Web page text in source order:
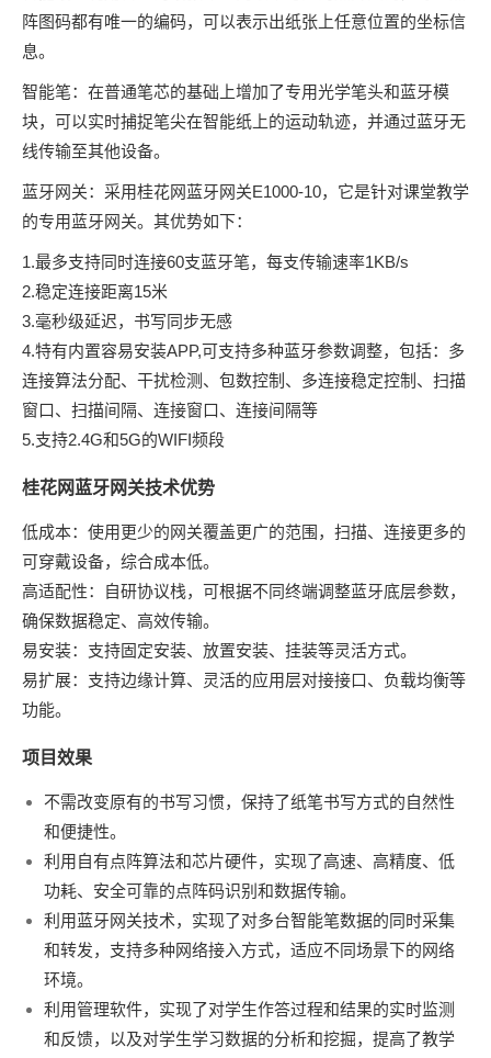
阵图码都有唯一的编码，可以表示出纸张上任意位置的坐标信
息。
智能笔：在普通笔芯的基础上增加了专用光学笔头和蓝牙模
块，可以实时捕捉笔尖在智能纸上的运动轨迹，并通过蓝牙无
线传输至其他设备。
蓝牙网关：采用桂花网蓝牙网关E1000-10，它是针对课堂教学
的专用蓝牙网关。其优势如下：
1.最多支持同时连接60支蓝牙笔，每支传输速率1KB/s
2.稳定连接距离15米
3.毫秒级延迟，书写同步无感
4.特有内置容易安装APP,可支持多种蓝牙参数调整，包括：多
连接算法分配、干扰检测、包数控制、多连接稳定控制、扫描
窗口、扫描间隔、连接窗口、连接间隔等
5.支持2.4G和5G的WIFI频段
桂花网蓝牙网关技术优势
低成本：使用更少的网关覆盖更广的范围，扫描、连接更多的
可穿戴设备，综合成本低。
高适配性：自研协议栈，可根据不同终端调整蓝牙底层参数，
确保数据稳定、高效传输。
易安装：支持固定安装、放置安装、挂装等灵活方式。
易扩展：支持边缘计算、灵活的应用层对接接口、负载均衡等
功能。
项目效果
不需改变原有的书写习惯，保持了纸笔书写方式的自然性
和便捷性。
利用自有点阵算法和芯片硬件，实现了高速、高精度、低
功耗、安全可靠的点阵码识别和数据传输。
利用蓝牙网关技术，实现了对多台智能笔数据的同时采集
和转发，支持多种网络接入方式，适应不同场景下的网络
环境。
利用管理软件，实现了对学生作答过程和结果的实时监测
和反馈，以及对学生学习数据的分析和挖掘，提高了教学